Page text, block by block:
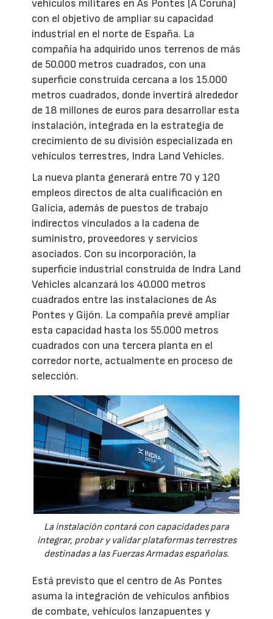
vehículos militares en As Pontes (A Coruña)
con el objetivo de ampliar su capacidad
industrial en el norte de España. La
compañía ha adquirido unos terrenos de más
de 50.000 metros cuadrados, con una
superficie construida cercana a los 15.000
metros cuadrados, donde invertirá alrededor
de 18 millones de euros para desarrollar esta
instalación, integrada en la estrategia de
crecimiento de su división especializada en
vehículos terrestres, Indra Land Vehicles.
La nueva planta generará entre 70 y 120
empleos directos de alta cualificación en
Galicia, además de puestos de trabajo
indirectos vinculados a la cadena de
suministro, proveedores y servicios
asociados. Con su incorporación, la
superficie industrial construida de Indra Land
Vehicles alcanzará los 40.000 metros
cuadrados entre las instalaciones de As
Pontes y Gijón. La compañía prevé ampliar
esta capacidad hasta los 55.000 metros
cuadrados con una tercera planta en el
corredor norte, actualmente en proceso de
selección.
La instalación contará con capacidades para
integrar, probar y validar plataformas terrestres
destinadas a las Fuerzas Armadas españolas.
Está previsto que el centro de As Pontes
asuma la integración de vehículos anfibios
de combate, vehículos lanzapuentes y